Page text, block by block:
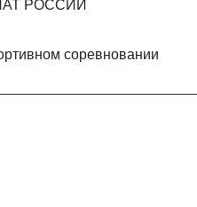
РОССИИ
соревновании